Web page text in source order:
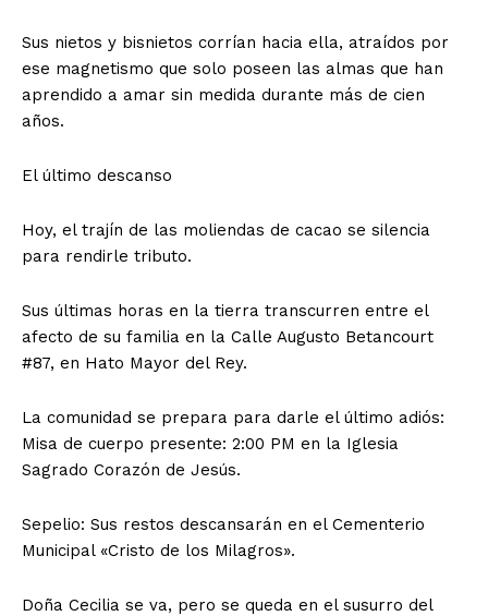
Sus nietos y bisnietos corrían hacia ella, atraídos por
ese magnetismo que solo poseen las almas que han
aprendido a amar sin medida durante más de cien
años.
El último descanso
Hoy, el trajín de las moliendas de cacao se silencia
para rendirle tributo.
Sus últimas horas en la tierra transcurren entre el
afecto de su familia en la Calle Augusto Betancourt
#87, en Hato Mayor del Rey.
La comunidad se prepara para darle el último adiós:
Misa de cuerpo presente: 2:00 PM en la Iglesia
Sagrado Corazón de Jesús.
Sepelio: Sus restos descansarán en el Cementerio
Municipal «Cristo de los Milagros».
Doña Cecilia se va, pero se queda en el susurro del